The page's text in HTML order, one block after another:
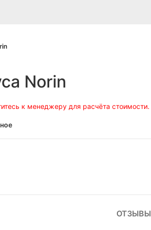
Norin
к менеджеру для расчёта стоимости.
ОТЗЫВЫ